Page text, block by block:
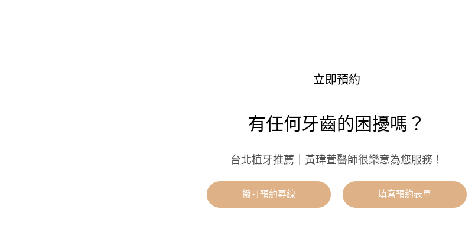
立即預約
有任何牙齒的困擾嗎？
台北植牙推薦｜黃瑋萱醫師很樂意為您服務！
撥打預約專線 填寫預約表單